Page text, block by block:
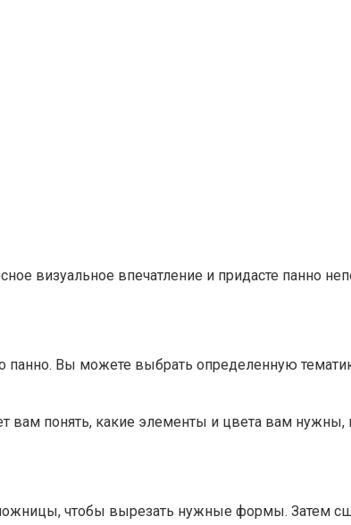
визуальное впечатление и придасте панно
Вы можете выбрать определенную
вам понять, какие элементы и цвета вам нужны,
чтобы вырезать нужные формы. Затем